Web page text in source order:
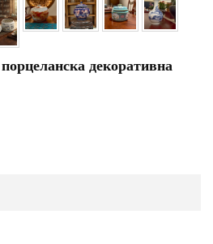
декоративна